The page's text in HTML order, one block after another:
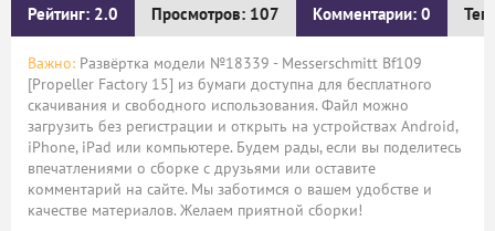
Рейтинг: 2.0 Просмотров: 107 Комментарии: 0
Важно: Развёртка модели №18339 - Messerschmitt Bf109
[Propeller Factory 15] из бумаги доступна для бесплатного
скачивания и свободного использования. Файл можно
загрузить без регистрации и открыть на устройствах Android,
iPhone, iPad или компьютере. Будем рады, если вы поделитесь
впечатлениями о сборке с друзьями или оставите
комментарий на сайте. Мы заботимся о вашем удобстве и
качестве материалов. Желаем приятной сборки!